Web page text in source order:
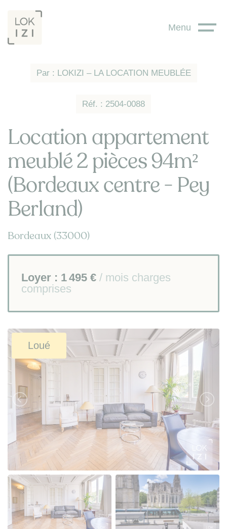
Menu
Réf. : 2504-0088
Par : LOKIZI – LA LOCATION MEUBLÉE
Location appartement
meublé 2 pièces 94m²
(Bordeaux centre - Pey
Berland)
Bordeaux (33000)
Loyer : 1 495 € / mois charges
comprises
Loué